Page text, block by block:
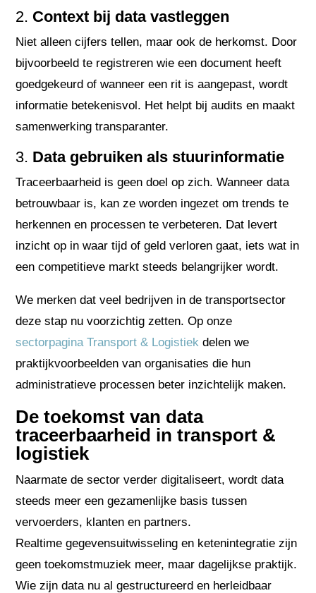
2. Context bij data vastleggen
Niet alleen cijfers tellen, maar ook de herkomst. Door
bijvoorbeeld te registreren wie een document heeft
goedgekeurd of wanneer een rit is aangepast, wordt
informatie betekenisvol. Het helpt bij audits en maakt
samenwerking transparanter.
3. Data gebruiken als stuurinformatie
Traceerbaarheid is geen doel op zich. Wanneer data
betrouwbaar is, kan ze worden ingezet om trends te
herkennen en processen te verbeteren. Dat levert
inzicht op in waar tijd of geld verloren gaat, iets wat in
een competitieve markt steeds belangrijker wordt.
We merken dat veel bedrijven in de transportsector
deze stap nu voorzichtig zetten. Op onze
sectorpagina Transport & Logistiek delen we
praktijkvoorbeelden van organisaties die hun
administratieve processen beter inzichtelijk maken.
De toekomst van data
traceerbaarheid in transport &
logistiek
Naarmate de sector verder digitaliseert, wordt data
steeds meer een gezamenlijke basis tussen
vervoerders, klanten en partners.
Realtime gegevensuitwisseling en ketenintegratie zijn
geen toekomstmuziek meer, maar dagelijkse praktijk.
Wie zijn data nu al gestructureerd en herleidbaar